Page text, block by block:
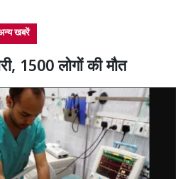
खबरें
1500 लोगों की मौत